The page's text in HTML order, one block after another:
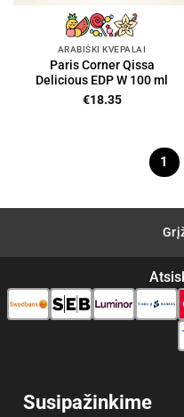
ARABIŠKI KVEPALAI
Paris Corner Qissa
Delicious EDP W 100 ml
€18.35
1
Susipažinkime